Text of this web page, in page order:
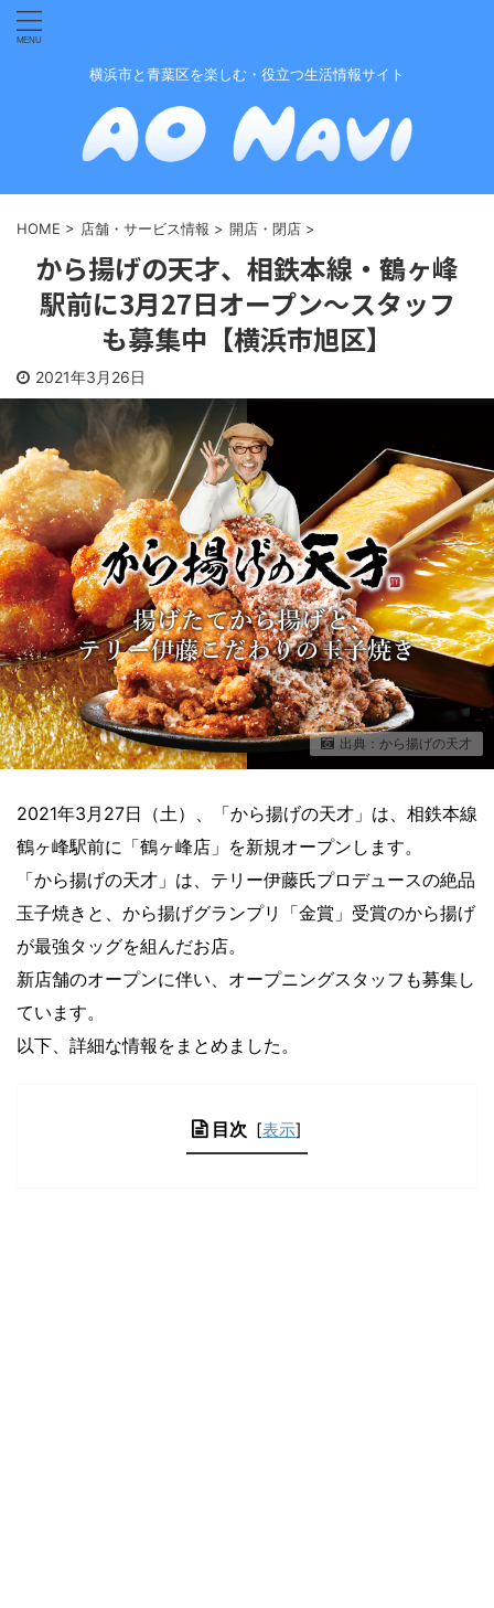
横浜市と青葉区を楽しむ・役立つ生活情報サイト
HOME > 店舗・サービス情報 > 開店・閉店 >
から揚げの天才、相鉄本線・鶴ヶ峰
駅前に3月27日オープン〜スタッフ
も募集中【横浜市旭区】
2021年3月26日
出典：から揚げの天才
2021年3月27日（土）、「から揚げの天才」は、相鉄本線
鶴ヶ峰駅前に「鶴ヶ峰店」を新規オープンします。
「から揚げの天才」は、テリー伊藤氏プロデュースの絶品
玉子焼きと、から揚げグランプリ「金賞」受賞のから揚げ
が最強タッグを組んだお店。
新店舗のオープンに伴い、オープニングスタッフも募集し
ています。
以下、詳細な情報をまとめました。
目次 [表示]